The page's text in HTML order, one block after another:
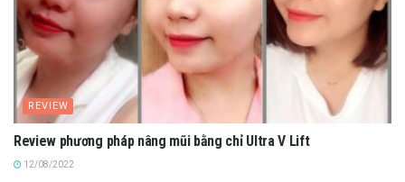
REVIEW
Review phương pháp nâng mũi bằng chỉ Ultra V Lift
12/08/2022